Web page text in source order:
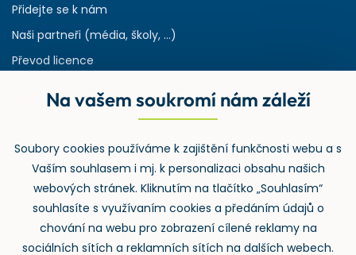
Přidejte se k nám
Naši partneři (média, školy, ...)
Převod licence
Rejstřík používaných zkratek v odpadech
Zpětný odběr
Na vašem soukromí nám záleží
Soubory cookies používáme k zajištění funkčnosti webu a s
Vaším souhlasem i mj. k personalizaci obsahu našich
webových stránek. Kliknutím na tlačítko „Souhlasím“
souhlasíte s využívaním cookies a předáním údajů o
chování na webu pro zobrazení cílené reklamy na
sociálních sítích a reklamních sítích na dalších webech.